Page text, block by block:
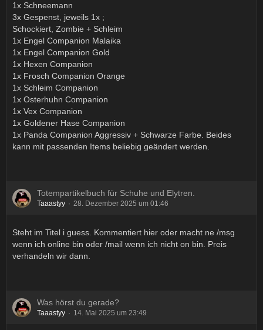
1x Schneemann
3x Gespenst, jeweils 1x ;
Schockiert, Zombie + Schleim
1x Engel Companion Malaika
1x Engel Companion Gold
1x Hexen Companion
1x Frosch Companion Orange
1x Schleim Companion
1x Osterhuhn Companion
1x Vex Companion
1x Goldener Hase Companion
1x Panda Companion Aggressiv + Schwarze Farbe. Beides
kann mit passenden Items beliebig geändert werden.
Totempartikelbuch für Schuhe und Elytren.
Taaastyy 28. Dezember 2025 um 01:46
Steht im Titel i guess. Kommentiert hier oder macht ne /msg
wenn ich online bin oder /mail wenn ich nicht on bin. Preis
verhandeln wir dann.
Was hörst du gerade?
Taaastyy 14. Mai 2025 um 23:49